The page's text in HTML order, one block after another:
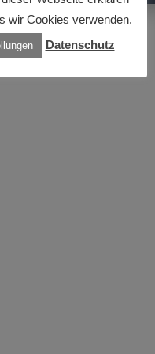
wir Cookies verwenden.
Datenschutz